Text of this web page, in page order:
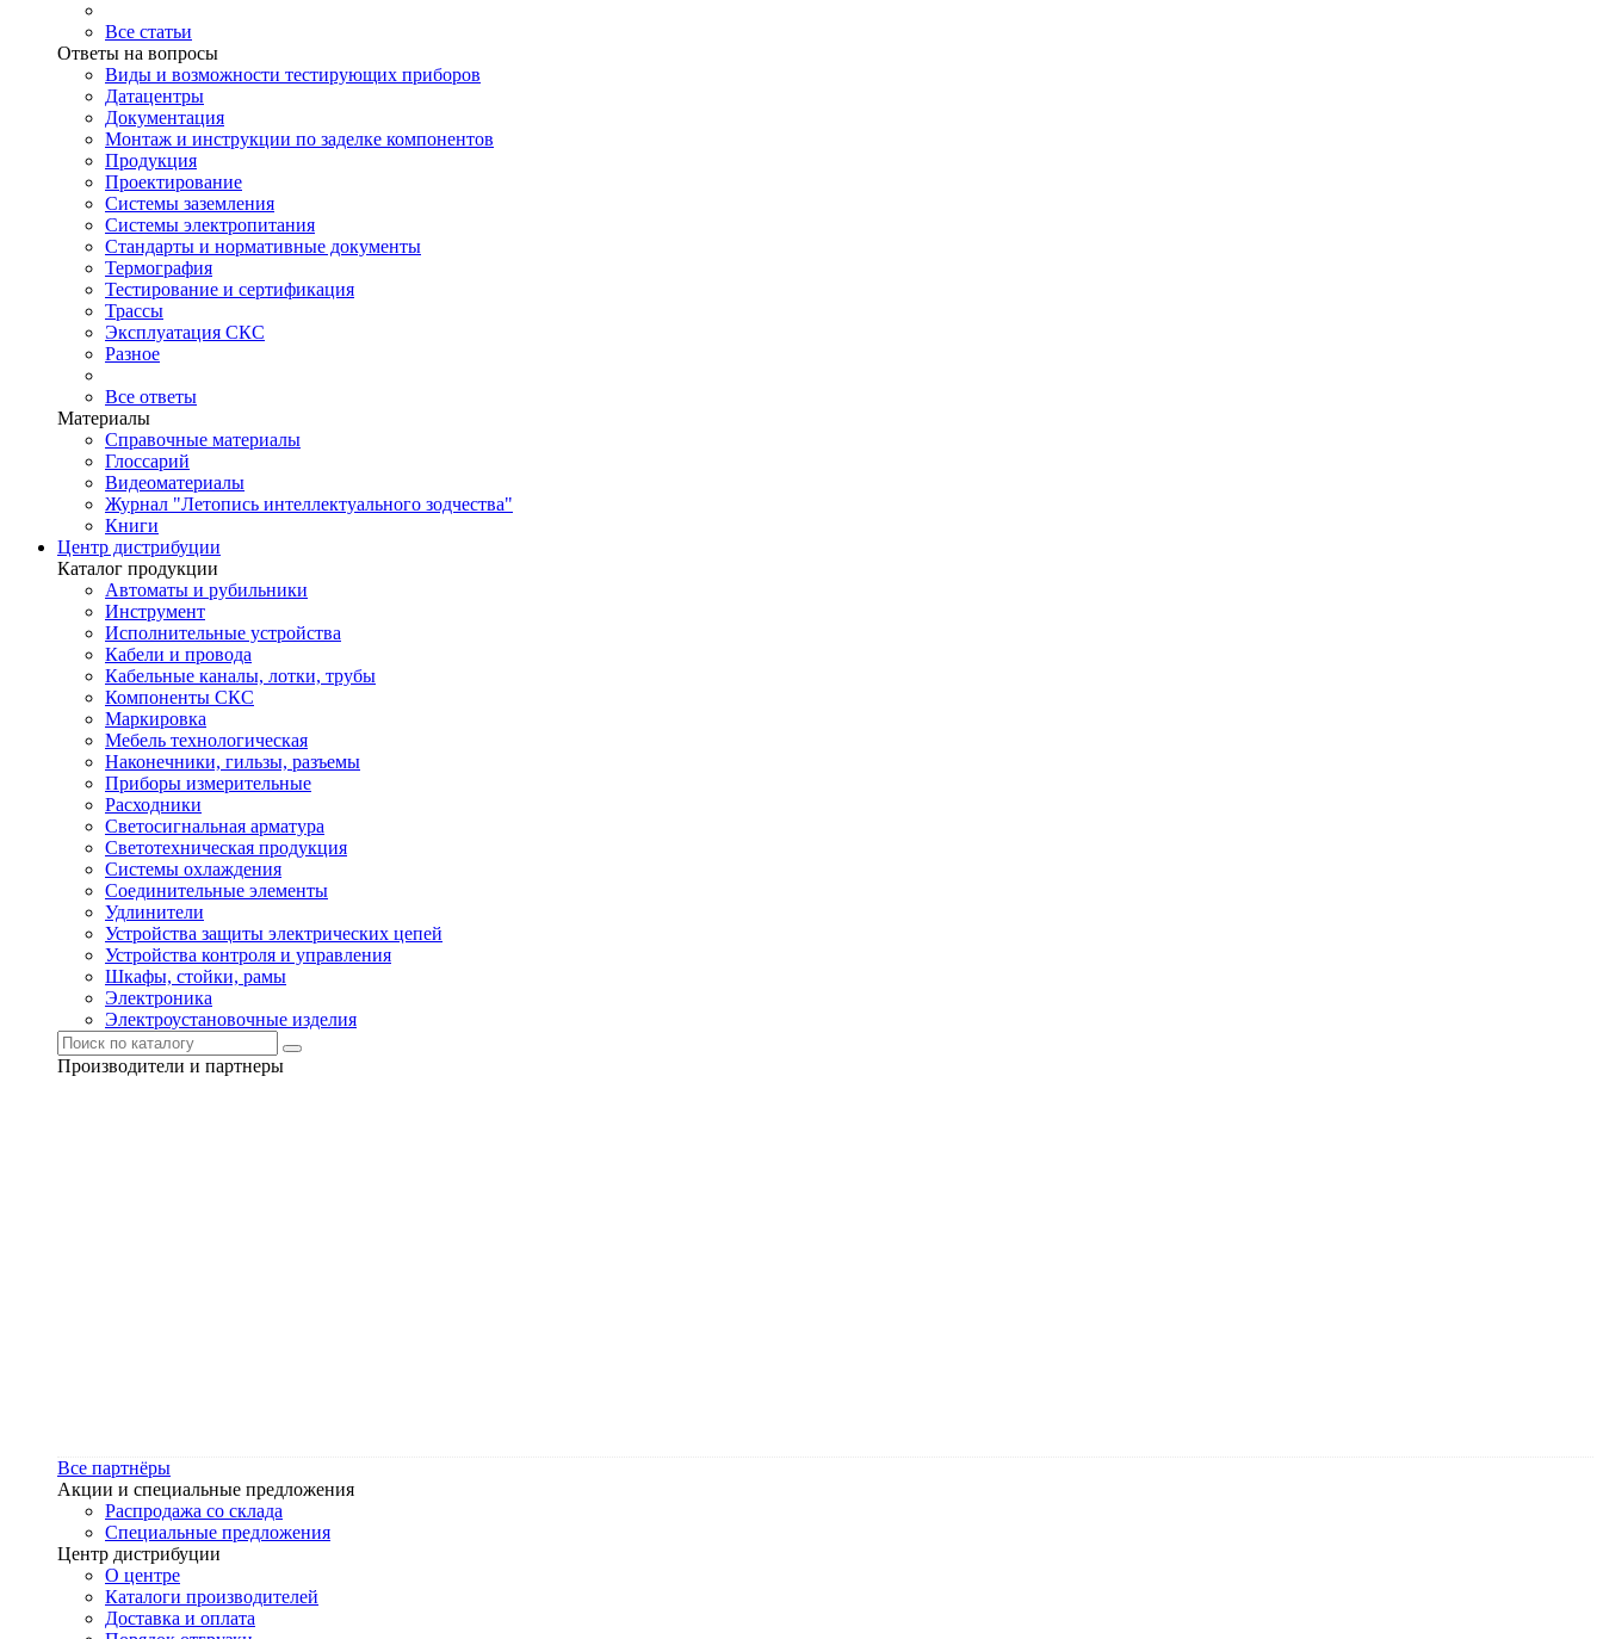
Все статьи
Ответы на вопросы
Виды и возможности тестирующих приборов
Датацентры
Документация
Монтаж и инструкции по заделке компонентов
Продукция
Проектирование
Системы заземления
Системы электропитания
Стандарты и нормативные документы
Термография
Тестирование и сертификация
Трассы
Эксплуатация СКС
Разное
Все ответы
Материалы
Справочные материалы
Глоссарий
Видеоматериалы
Журнал "Летопись интеллектуального зодчества"
Книги
Центр дистрибуции
Каталог продукции
Автоматы и рубильники
Инструмент
Исполнительные устройства
Кабели и провода
Кабельные каналы, лотки, трубы
Компоненты СКС
Маркировка
Мебель технологическая
Наконечники, гильзы, разъемы
Приборы измерительные
Расходники
Светосигнальная арматура
Светотехническая продукция
Системы охлаждения
Соединительные элементы
Удлинители
Устройства защиты электрических цепей
Устройства контроля и управления
Шкафы, стойки, рамы
Электроника
Электроустановочные изделия
Производители и партнеры
Все партнёры
Акции и специальные предложения
Распродажа со склада
Специальные предложения
Центр дистрибуции
О центре
Каталоги производителей
Доставка и оплата